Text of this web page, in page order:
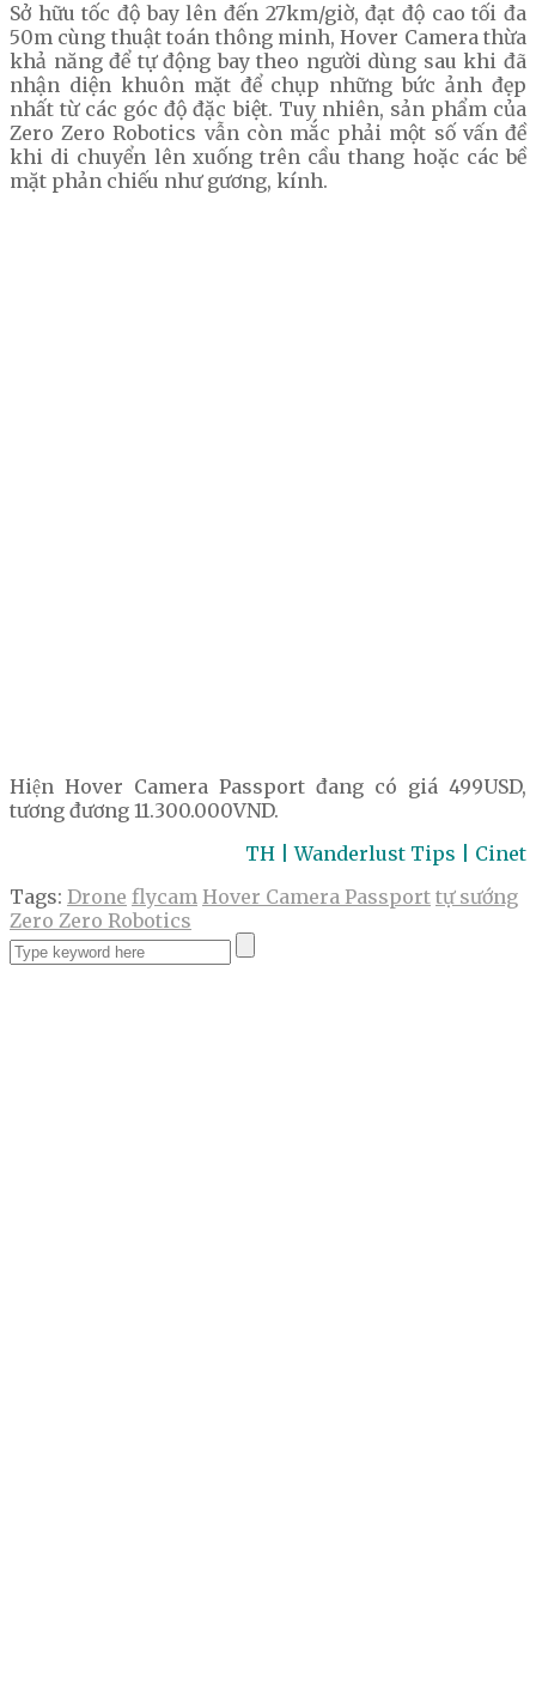
Sở hữu tốc độ bay lên đến 27km/giờ, đạt độ cao tối đa
50m cùng thuật toán thông minh, Hover Camera thừa
khả năng để tự động bay theo người dùng sau khi đã
nhận diện khuôn mặt để chụp những bức ảnh đẹp
nhất từ các góc độ đặc biệt. Tuy nhiên, sản phẩm của
Zero Zero Robotics vẫn còn mắc phải một số vấn đề
khi di chuyển lên xuống trên cầu thang hoặc các bề
mặt phản chiếu như gương, kính.
Hiện Hover Camera Passport đang có giá 499USD,
tương đương 11.300.000VND.
TH | Wanderlust Tips | Cinet
Tags: Drone flycam Hover Camera Passport tự sướng
Zero Zero Robotics